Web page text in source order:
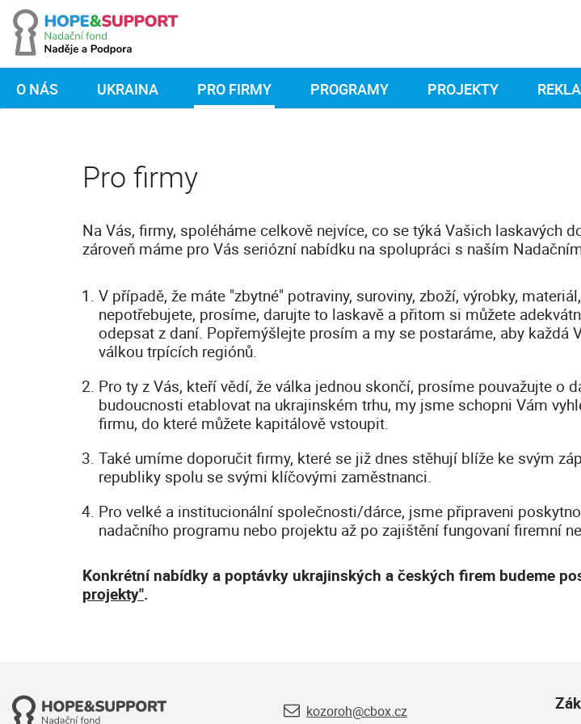
O NÁS UKRAINA PRO FIRMY PROGRAMY PROJEKTY
Pro firmy
Na Vás, firmy, spoléháme celkově nejvíce, co se týká Vašich laskavých
zároveň máme pro Vás seriózní nabídku na spolupráci s naším
V případě, že máte "zbytné" potraviny, suroviny, zboží, výrobky,
nepotřebujete, prosíme, darujte to laskavě a přitom si můžete
odepsat z daní. Popřemýšlejte prosím a my se postaráme, aby
válkou trpících regiónů.
Pro ty z Vás, kteří vědí, že válka jednou skončí, prosíme pouvažujte o
budoucnosti etablovat na ukrajinském trhu, my jsme schopni Vám
firmu, do které můžete kapitálově vstoupit.
Také umíme doporučit firmy, které se již dnes stěhují blíže ke svým
republiky spolu se svými klíčovými zaměstnanci.
Pro velké a institucionální společnosti/dárce, jsme připraveni
nadačního programu nebo projektu až po zajištění fungovaní firemní
Konkrétní nabídky a poptávky ukrajinských a českých firem budeme
projekty".
kozoroh@cbox.cz